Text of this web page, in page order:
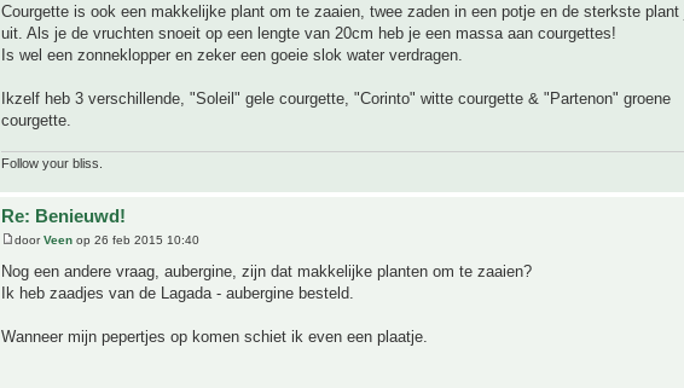
Courgette is ook een makkelijke plant om te zaaien, twee zaden in een potje en de sterkste plant
uit. Als je de vruchten snoeit op een lengte van 20cm heb je een massa aan courgettes!
Is wel een zonneklopper en zeker een goeie slok water verdragen.
Ikzelf heb 3 verschillende, "Soleil" gele courgette, "Corinto" witte courgette & "Partenon" groene
courgette.
Follow your bliss.
Re: Benieuwd!
doorVeen op 26 feb 2015 10:40
Nog een andere vraag, aubergine, zijn dat makkelijke planten om te zaaien?
Ik heb zaadjes van de Lagada - aubergine besteld.
Wanneer mijn pepertjes op komen schiet ik even een plaatje.